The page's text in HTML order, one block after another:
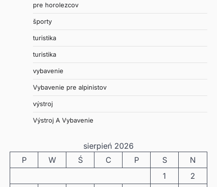
pre horolezcov
športy
turistika
turistika
vybavenie
Vybavenie pre alpinistov
výstroj
Výstroj A Vybavenie
sierpień 2026
P
W Ś C P S
N
1
2